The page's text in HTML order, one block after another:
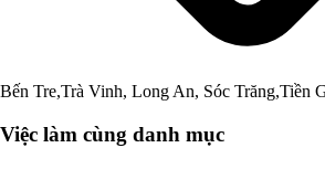
Bến Tre,Trà Vinh, Long An, Sóc Trăng,Tiền
Việc làm cùng danh mục